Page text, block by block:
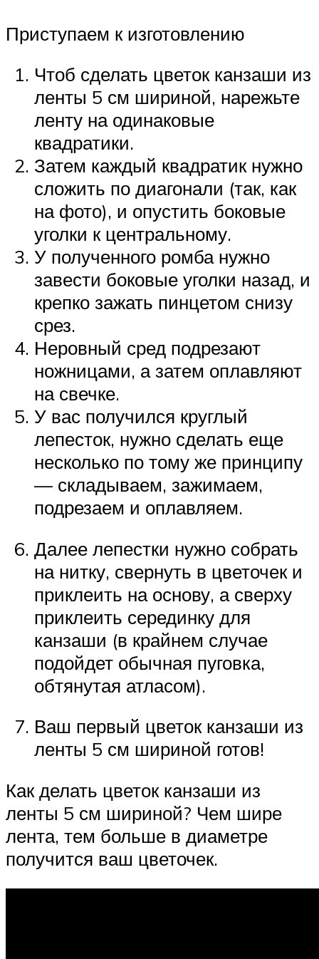
Приступаем к изготовлению
Чтоб сделать цветок канзаши из
ленты 5 см шириной, нарежьте
ленту на одинаковые
квадратики.
Затем каждый квадратик нужно
сложить по диагонали (так, как
на фото), и опустить боковые
уголки к центральному.
У полученного ромба нужно
завести боковые уголки назад, и
крепко зажать пинцетом снизу
срез.
Неровный сред подрезают
ножницами, а затем оплавляют
на свечке.
У вас получился круглый
лепесток, нужно сделать еще
несколько по тому же принципу
— складываем, зажимаем,
подрезаем и оплавляем.
Далее лепестки нужно собрать
на нитку, свернуть в цветочек и
приклеить на основу, а сверху
приклеить серединку для
канзаши (в крайнем случае
подойдет обычная пуговка,
обтянутая атласом).
Ваш первый цветок канзаши из
ленты 5 см шириной готов!
Как делать цветок канзаши из
ленты 5 см шириной? Чем шире
лента, тем больше в диаметре
получится ваш цветочек.